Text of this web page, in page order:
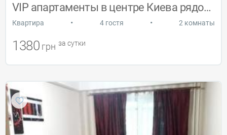
VIP апартаменты в центре Киева рядом ЖД
Квартира • 4 гостя • 2 комнаты
1380 грн за сутки